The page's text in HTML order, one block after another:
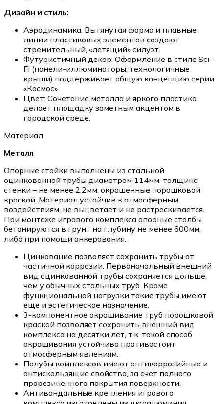
Дизайн и стиль:
Аэродинамика: Вытянутая форма и плавные
линии пластиковых элементов создают
стремительный, «летящий» силуэт.
Футуристичный декор: Оформление в стиле Sci-
Fi (панели-иллюминаторы, технологичные
крыши) поддерживает общую концепцию серии
«Космос».
Цвет: Сочетание металла и яркого пластика
делает площадку заметным акцентом в
городской среде.
Материал
Металл
Опорные стойки выполнены из стальной
оцинкованной трубы диаметром 114мм, толщина
стенки – не менее 2,2мм, окрашенные порошковой
краской. Материал устойчив к атмосферным
воздействиям, не выцветает и не растрескивается.
При монтаже игрового комплекса опорные столбы
бетонируются в грунт на глубину не менее 600мм,
либо при помощи анкерования.
Цинкование позволяет сохранить трубы от
частичной коррозии. Первоначальный внешний
вид оцинкованной трубы сохраняется дольше,
чем у обычных стальных труб. Кроме
функциональной нагрузки такие трубы имеют
еще и эстетическое назначение.
3-компонентное окрашивание труб порошковой
краской позволяет сохранить внешний вид
комплекса на десятки лет, т.к. такой способ
окрашивания устойчиво противостоит
атмосферным явлениям.
Палубы комплексов имеют антикоррозийные и
антискользящие свойства, за счет полного
прорезиненного покрытия поверхности.
Антивандальные крепления игрового